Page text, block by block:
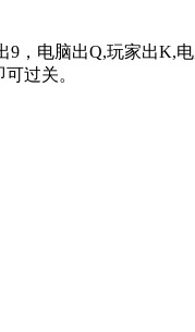
Q,玩家出K,电脑出
过关。